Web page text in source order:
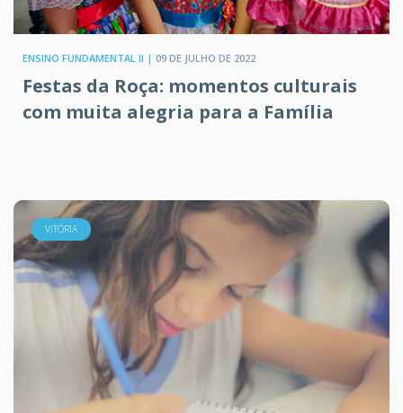
ENSINO FUNDAMENTAL II | 09 DE JULHO DE 2022
Festas da Roça: momentos culturais
com muita alegria para a Família
VITÓRIA